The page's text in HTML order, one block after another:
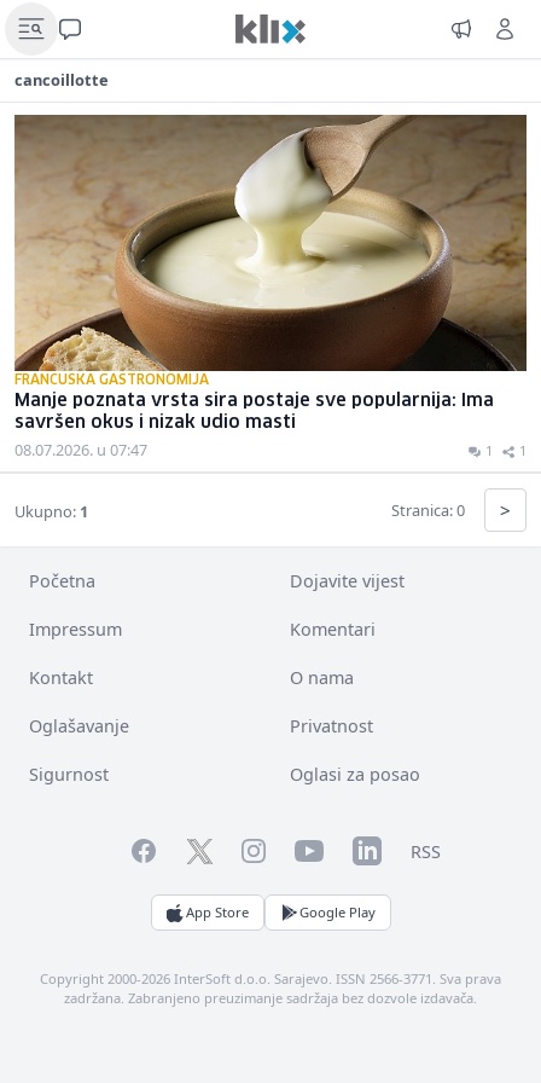
cancoillotte
FRANCUSKA GASTRONOMIJA
Manje poznata vrsta sira postaje sve popularnija: Ima
savršen okus i nizak udio masti
08.07.2026. u 07:47 1 1
Ukupno: 1 Stranica: 0 >
Početna Dojavite vijest
Impressum Komentari
Kontakt O nama
Oglašavanje Privatnost
Sigurnost Oglasi za posao
FacebookTwitterInstagramYouTubeLinkedInRSS
App Store Google Play
Copyright 2000-2026 InterSoft d.o.o. Sarajevo. ISSN 2566-3771. Sva prava
zadržana. Zabranjeno preuzimanje sadržaja bez dozvole izdavača.